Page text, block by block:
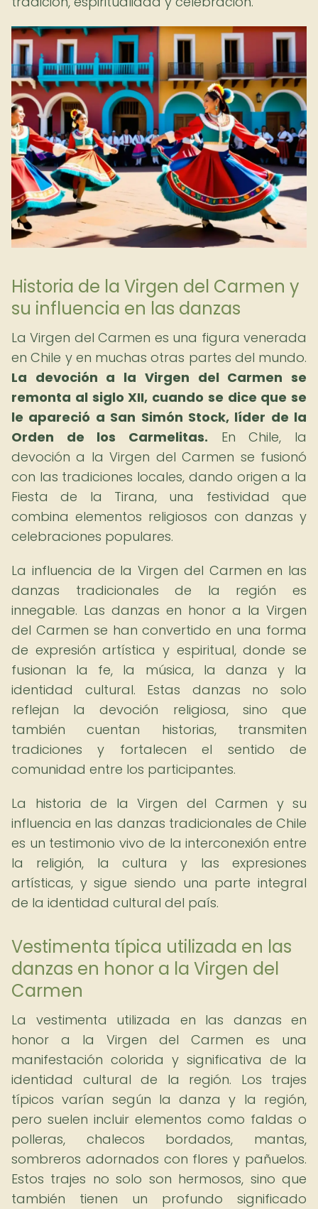
Historia de la Virgen del Carmen y
su influencia en las danzas
La Virgen del Carmen es una figura venerada
en Chile y en muchas otras partes del mundo.
La devoción a la Virgen del Carmen se
remonta al siglo XII, cuando se dice que se
le apareció a San Simón Stock, líder de la
Orden de los Carmelitas. En Chile, la
devoción a la Virgen del Carmen se fusionó
con las tradiciones locales, dando origen a la
Fiesta de la Tirana, una festividad que
combina elementos religiosos con danzas y
celebraciones populares.
La influencia de la Virgen del Carmen en las
danzas tradicionales de la región es
innegable. Las danzas en honor a la Virgen
del Carmen se han convertido en una forma
de expresión artística y espiritual, donde se
fusionan la fe, la música, la danza y la
identidad cultural. Estas danzas no solo
reflejan la devoción religiosa, sino que
también cuentan historias, transmiten
tradiciones y fortalecen el sentido de
comunidad entre los participantes.
La historia de la Virgen del Carmen y su
influencia en las danzas tradicionales de Chile
es un testimonio vivo de la interconexión entre
la religión, la cultura y las expresiones
artísticas, y sigue siendo una parte integral
de la identidad cultural del país.
Vestimenta típica utilizada en las
danzas en honor a la Virgen del
Carmen
La vestimenta utilizada en las danzas en
honor a la Virgen del Carmen es una
manifestación colorida y significativa de la
identidad cultural de la región. Los trajes
típicos varían según la danza y la región,
pero suelen incluir elementos como faldas o
polleras, chalecos bordados, mantas,
sombreros adornados con flores y pañuelos.
Estos trajes no solo son hermosos, sino que
también tienen un profundo significado